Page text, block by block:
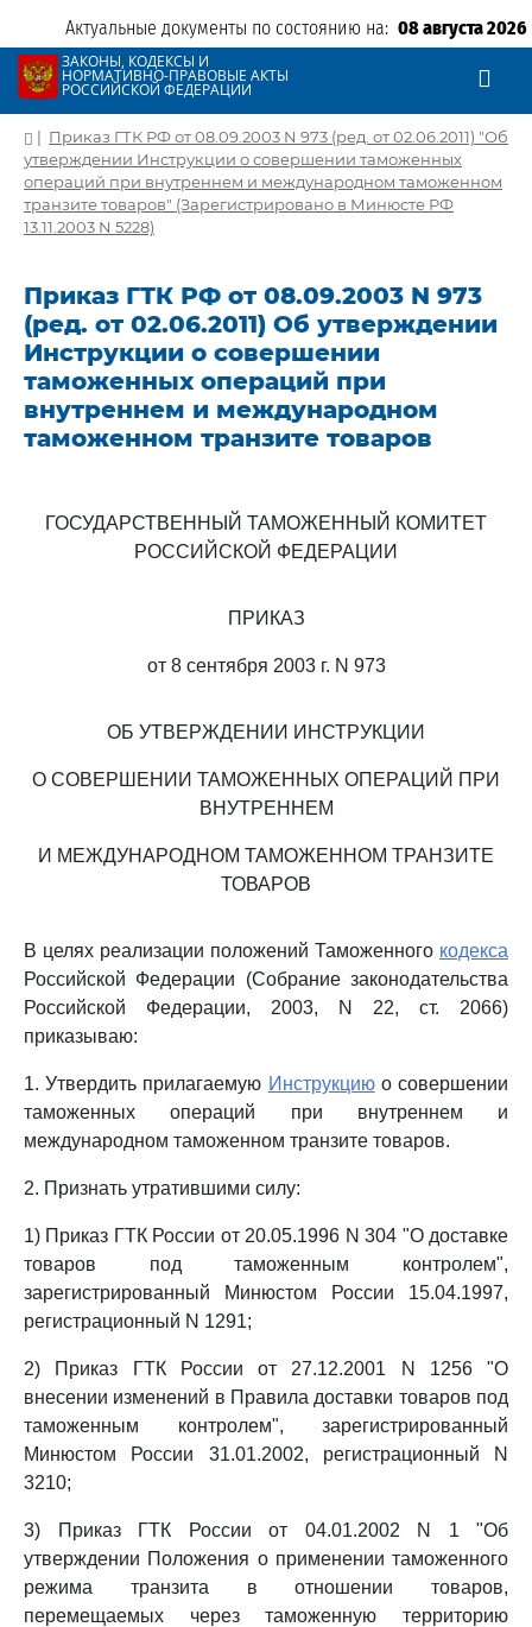
Актуальные документы по состоянию на: 08 августа 2026
ЗАКОНЫ, КОДЕКСЫ И
НОРМАТИВНО-ПРАВОВЫЕ АКТЫ
РОССИЙСКОЙ ФЕДЕРАЦИИ
| Приказ ГТК РФ от 08.09.2003 N 973 (ред. от 02.06.2011) "Об
утверждении Инструкции о совершении таможенных
операций при внутреннем и международном таможенном
транзите товаров" (Зарегистрировано в Минюсте РФ
13.11.2003 N 5228)
Приказ ГТК РФ от 08.09.2003 N 973
(ред. от 02.06.2011) Об утверждении
Инструкции о совершении
таможенных операций при
внутреннем и международном
таможенном транзите товаров
ГОСУДАРСТВЕННЫЙ ТАМОЖЕННЫЙ КОМИТЕТ
РОССИЙСКОЙ ФЕДЕРАЦИИ
ПРИКАЗ
от 8 сентября 2003 г. N 973
ОБ УТВЕРЖДЕНИИ ИНСТРУКЦИИ
О СОВЕРШЕНИИ ТАМОЖЕННЫХ ОПЕРАЦИЙ ПРИ
ВНУТРЕННЕМ
И МЕЖДУНАРОДНОМ ТАМОЖЕННОМ ТРАНЗИТЕ
ТОВАРОВ
В целях реализации положений Таможенного кодекса
Российской Федерации (Собрание законодательства
Российской Федерации, 2003, N 22, ст. 2066)
приказываю:
1. Утвердить прилагаемую Инструкциюо совершении
таможенных операций при внутреннем и
международном таможенном транзите товаров.
2. Признать утратившими силу:
1) Приказ ГТК России от 20.05.1996 N 304 "О доставке
товаров под таможенным контролем",
зарегистрированный Минюстом России 15.04.1997,
регистрационный N 1291;
2) Приказ ГТК России от 27.12.2001 N 1256 "О
внесении изменений в Правила доставки товаров под
таможенным контролем", зарегистрированный
Минюстом России 31.01.2002, регистрационный N
3210;
3) Приказ ГТК России от 04.01.2002 N 1 "Об
утверждении Положения о применении таможенного
режима транзита в отношении товаров,
перемещаемых через таможенную территорию